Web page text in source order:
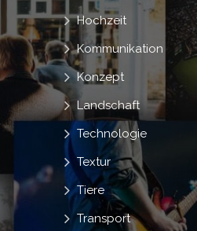
Hochzeit
Kommunikation
Konzept
Landschaft
Technologie
Textur
Tiere
Transport